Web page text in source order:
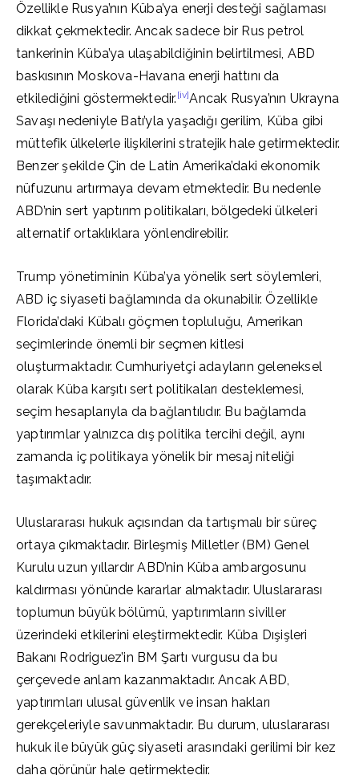
Özellikle Rusya’nın Küba’ya enerji desteği sağlaması
dikkat çekmektedir. Ancak sadece bir Rus petrol
tankerinin Küba’ya ulaşabildiğinin belirtilmesi, ABD
baskısının Moskova-Havana enerji hattını da
etkilediğini göstermektedir. [iv]Ancak Rusya’nın Ukrayna
Savaşı nedeniyle Batı’yla yaşadığı gerilim, Küba gibi
müttefik ülkelerle ilişkilerini stratejik hale getirmektedir.
Benzer şekilde Çin de Latin Amerika’daki ekonomik
nüfuzunu artırmaya devam etmektedir. Bu nedenle
ABD’nin sert yaptırım politikaları, bölgedeki ülkeleri
alternatif ortaklıklara yönlendirebilir.
Trump yönetiminin Küba’ya yönelik sert söylemleri,
ABD iç siyaseti bağlamında da okunabilir. Özellikle
Florida’daki Kübalı göçmen topluluğu, Amerikan
seçimlerinde önemli bir seçmen kitlesi
oluşturmaktadır. Cumhuriyetçi adayların geleneksel
olarak Küba karşıtı sert politikaları desteklemesi,
seçim hesaplarıyla da bağlantılıdır. Bu bağlamda
yaptırımlar yalnızca dış politika tercihi değil, aynı
zamanda iç politikaya yönelik bir mesaj niteliği
taşımaktadır.
Uluslararası hukuk açısından da tartışmalı bir süreç
ortaya çıkmaktadır. Birleşmiş Milletler (BM) Genel
Kurulu uzun yıllardır ABD’nin Küba ambargosunu
kaldırması yönünde kararlar almaktadır. Uluslararası
toplumun büyük bölümü, yaptırımların siviller
üzerindeki etkilerini eleştirmektedir. Küba Dışişleri
Bakanı Rodriguez’in BM Şartı vurgusu da bu
çerçevede anlam kazanmaktadır. Ancak ABD,
yaptırımları ulusal güvenlik ve insan hakları
gerekçeleriyle savunmaktadır. Bu durum, uluslararası
hukuk ile büyük güç siyaseti arasındaki gerilimi bir kez
daha görünür hale getirmektedir.